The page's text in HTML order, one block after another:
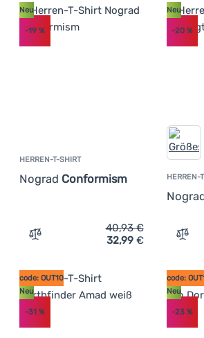
HERREN-T-SHIRT
Nograd Conformism
Neu
-19 %
Zum Vergleich 'Herren-T-Shirt
40,93€
32,99 €
HERREN-
Neu
-20%
code: OUT10
Neu
-31 %
code:
Neu
-23%